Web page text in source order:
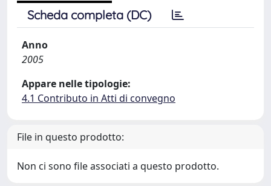
Scheda completa (DC)
Anno
2005
Appare nelle tipologie:
4.1 Contributo in Atti di convegno
File in questo prodotto:
Non ci sono file associati a questo prodotto.